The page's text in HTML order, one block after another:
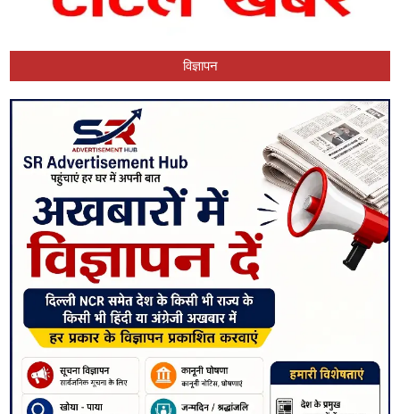
विज्ञापन